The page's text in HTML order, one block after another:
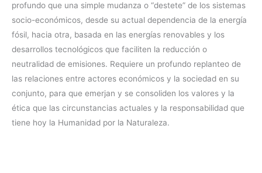
profundo que una simple mudanza o “destete” de los sistemas
socio-económicos, desde su actual dependencia de la energía
fósil, hacia otra, basada en las energías renovables y los
desarrollos tecnológicos que faciliten la reducción o
neutralidad de emisiones. Requiere un profundo replanteo de
las relaciones entre actores económicos y la sociedad en su
conjunto, para que emerjan y se consoliden los valores y la
ética que las circunstancias actuales y la responsabilidad que
tiene hoy la Humanidad por la Naturaleza.